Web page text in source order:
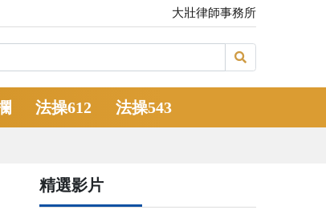
大壯律師事務所
法操612 法操543
精選影片